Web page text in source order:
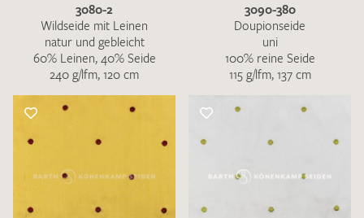
3080-2
Wildseide mit Leinen
natur und gebleicht
60% Leinen, 40% Seide
240 g/lfm, 120 cm
3090-380
Doupionseide
uni
100% reine Seide
115 g/lfm, 137 cm